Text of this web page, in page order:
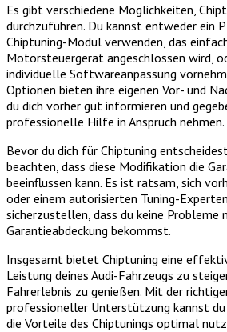
Es gibt verschiedene Möglichkeiten,
durchzuführen. Du kannst entweder ein
Chiptuning-Modul verwenden, das
Motorsteuergerät angeschlossen wird,
individuelle Softwareanpassung
Optionen bieten ihre eigenen Vor- und
du dich vorher gut informieren und
professionelle Hilfe in Anspruch nehmen.
Bevor du dich für Chiptuning
beachten, dass diese Modifikation die
beeinflussen kann. Es ist ratsam, sich
oder einem autorisierten Tuning-
sicherzustellen, dass du keine Probleme
Garantieabdeckung bekommst.
Insgesamt bietet Chiptuning eine
Leistung deines Audi-Fahrzeugs zu
Fahrerlebnis zu genießen. Mit der
professioneller Unterstützung kannst du
die Vorteile des Chiptunings optimal